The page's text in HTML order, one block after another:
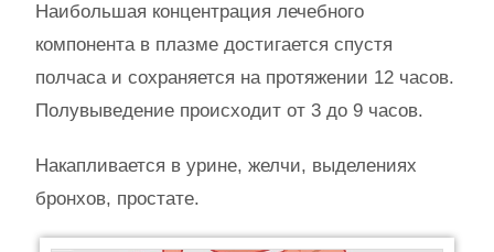
Наибольшая концентрация лечебного
компонента в плазме достигается спустя
полчаса и сохраняется на протяжении 12 часов.
Полувыведение происходит от 3 до 9 часов.
Накапливается в урине, желчи, выделениях
бронхов, простате.